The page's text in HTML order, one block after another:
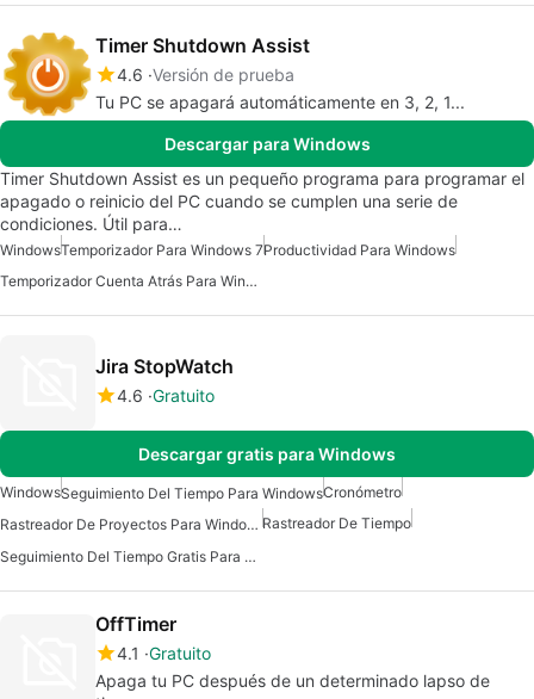
Timer Shutdown Assist
4.6 Versión de prueba
Tu PC se apagará automáticamente en 3, 2, 1...
Descargar para Windows
Timer Shutdown Assist es un pequeño programa para programar el
apagado o reinicio del PC cuando se cumplen una serie de
condiciones. Útil para…
WindowsTemporizador Para Windows 7Productividad Para Windows
Temporizador Cuenta Atrás Para Windows
Jira StopWatch
4.6 Gratuito
Descargar gratis para Windows
WindowsSeguimiento Del Tiempo Para WindowsCronómetro
Rastreador De Proyectos Para Windows Rastreador De Tiempo
Seguimiento Del Tiempo Gratis Para Windows
OffTimer
4.1 Gratuito
Apaga tu PC después de un determinado lapso de